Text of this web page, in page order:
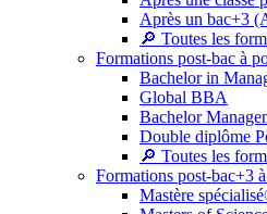
Après un bac+3
🔎 Toutes les
Formations post-bac à
Bachelor in
Global BBA
Bachelor
Double diplôme
🔎 Toutes les
Formations post-bac+3
Mastère